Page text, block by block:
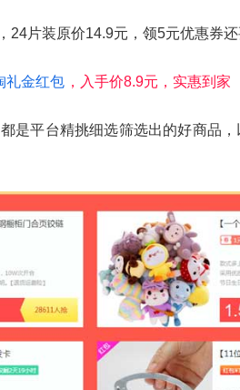
24片装原价14.9元，领5元优惠券
礼金红包 ，入手价8.9元，实惠到家
是平台精挑细选筛选出的好商品，